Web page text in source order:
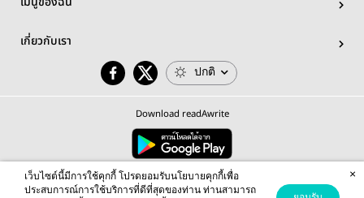
เกี่ยวกับเรา
ปกติ
Download readAwrite
© 2026 readAwrite.com by MEB Corporation Public Company Limited
This site is protected by reCAPTCHA and the Google Privacy Policy Terms of Serviceapply.
เว็บไซต์นี้มีการใช้คุกกี้ โปรดยอมรับนโยบายคุกกี้เพื่อ
ประสบการณ์การใช้บริการที่ดีที่สุดของท่าน ท่านสามารถ
×